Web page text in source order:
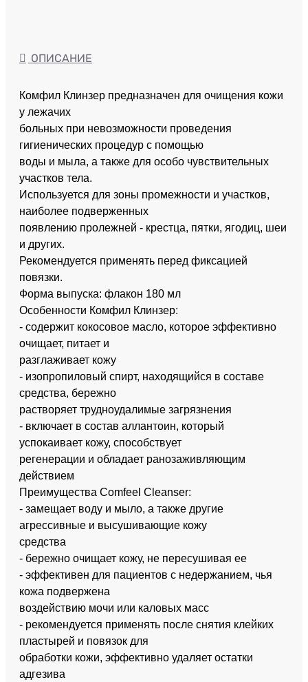
ОПИСАНИЕ
Комфил Клинзер предназначен для очищения кожи
у лежачих
больных при невозможности проведения
гигиенических процедур с помощью
воды и мыла, а также для особо чувствительных
участков тела.
Используется для зоны промежности и участков,
наиболее подверженных
появлению пролежней - крестца, пятки, ягодиц, шеи
и других.
Рекомендуется применять перед фиксацией
повязки.
Форма выпуска: флакон 180 мл
Особенности Комфил Клинзер:
- содержит кокосовое масло, которое эффективно
очищает, питает и
разглаживает кожу
- изопропиловый спирт, находящийся в составе
средства, бережно
растворяет трудноудалимые загрязнения
- включает в состав аллантоин, который
успокаивает кожу, способствует
регенерации и обладает ранозаживляющим
действием
Преимущества Comfeel Cleanser:
- замещает воду и мыло, а также другие
агрессивные и высушивающие кожу
средства
- бережно очищает кожу, не пересушивая ее
- эффективен для пациентов с недержанием, чья
кожа подвержена
воздействию мочи или каловых масс
- рекомендуется применять после снятия клейких
пластырей и повязок для
обработки кожи, эффективно удаляет остатки
адгезива